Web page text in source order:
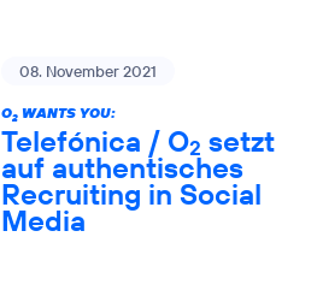
08. November 2021
O2WANTS YOU:
Telefónica / O2 setzt
auf authentisches
Recruiting in Social
Media